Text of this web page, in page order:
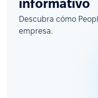
informativo
Descubra cómo
empresa.